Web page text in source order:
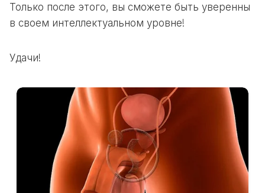
Только после этого, вы сможете быть уверенны
в своем интеллектуальном уровне!
Удачи!